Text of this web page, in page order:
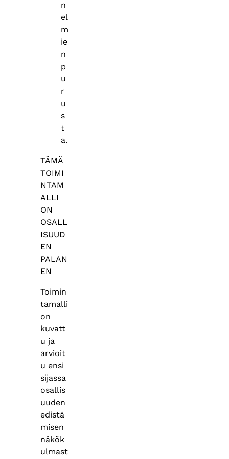
n
el
m
ie
n
p
u
r
u
s
t
a.
TÄMÄ
TOIMI
NTAM
ALLI
ON
OSALL
ISUUD
EN
PALAN
EN
Toimin
tamalli
on
kuvatt
u ja
arvioit
u ensi
sijassa
osallis
uuden
edistä
misen
näkök
ulmast